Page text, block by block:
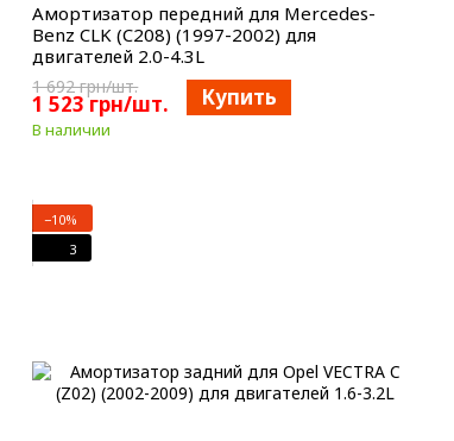
Амортизатор передний для Mercedes-
Benz CLK (C208) (1997-2002) для
двигателей 2.0-4.3L
1 692 грн/шт.
1 523 грн/шт. Купить
В наличии
−10%
3